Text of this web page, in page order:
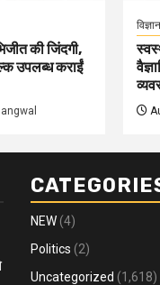
की जिंदगी,
उपलब्ध कराईं
विज्ञान
NEW (4)
Politics (2)
Uncategorized (1,618)